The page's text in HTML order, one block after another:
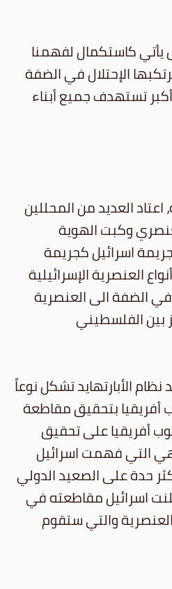
يأتي كاستكمال لفهمنا
الإحتلال في الضفة
تستهدف جميع أبناء
العديد من المحللين
وكبت الهوية
اسرائيل كجريمة
العنصرية الإسرائيلية
الضفة الى العنصرية
بين الفلسطيني
الأبارتهايد تشكل نوعاً
أفريقيا بتحقيق مقاطعة
أفريقيا على تحقيق
هي التي فهمت اسرائيل
حدة على الصعيد الدولي
اسرائيل مقاطعته في
عن المؤتمر الدولي لمناهضة العنصرية والتي ستقوم